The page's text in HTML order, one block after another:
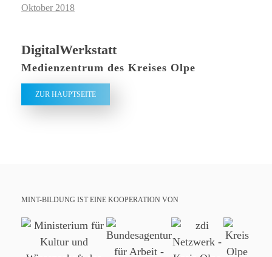
Oktober 2018
DigitalWerkstatt
Medienzentrum des Kreises Olpe
ZUR HAUPTSEITE
MINT-BILDUNG IST EINE KOOPERATION VON